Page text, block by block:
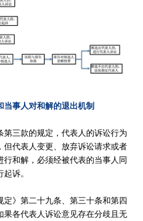
当事人对和解的退出机制
三款的规定，代表人的诉讼行为
代表人变更、放弃诉讼请求或者
和解，必须经被代表的当事人同
诉。
》第二十九条、第三十条和第四
各代表人诉讼意见存在分歧且无